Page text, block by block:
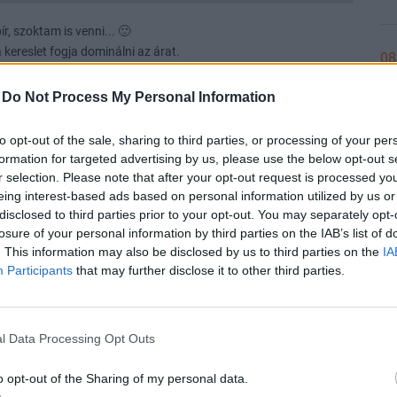
Do Not Process My Personal Information
opt-out of the sale, sharing to third parties, or processing of your
for targeted advertising by us, please use the below opt-out
selection. Please note that after your opt-out request is processed
interest-based ads based on personal information utilized by us
to third parties prior to your opt-out. You may separately
of your personal information by third parties on the IAB’s list of
This information may also be disclosed by us to third parties on the
Participants that may further disclose it to other third parties.
Data Processing Opt Outs
opt-out of the Sharing of my personal data.
szoktam is venni... 🙂
fogja dominálni az árat.
lefelé az ajánlataikkal, úgy sehogy.
Válasz erre
#7330